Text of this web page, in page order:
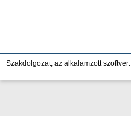
Szakdolgozat, az alkalamzott szoftver: